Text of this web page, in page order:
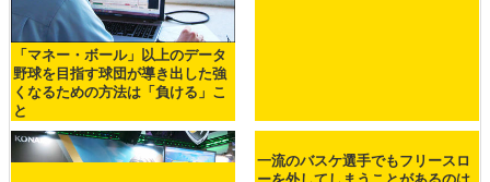
「マネー・ボール」以上のデータ
野球を目指す球団が導き出した強
くなるための方法は「負ける」こ
と